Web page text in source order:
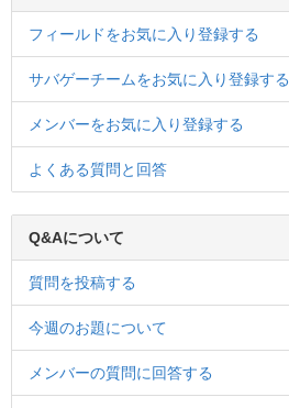
フィールドをお気に入り登録する
サバゲーチームをお気に入り登録する
メンバーをお気に入り登録する
よくある質問と回答
Q&Aについて
質問を投稿する
今週のお題について
メンバーの質問に回答する